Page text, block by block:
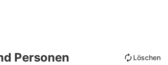
Personen Löschen